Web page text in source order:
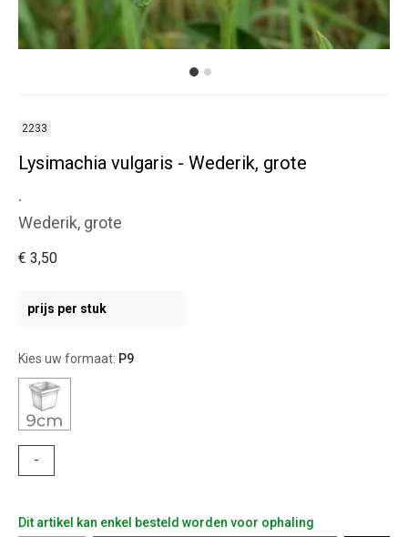
2233
Lysimachia vulgaris - Wederik, grote
.
Wederik, grote
€ 3,50
prijs per stuk
Kies uw formaat: P9
-
Dit artikel kan enkel besteld worden voor ophaling